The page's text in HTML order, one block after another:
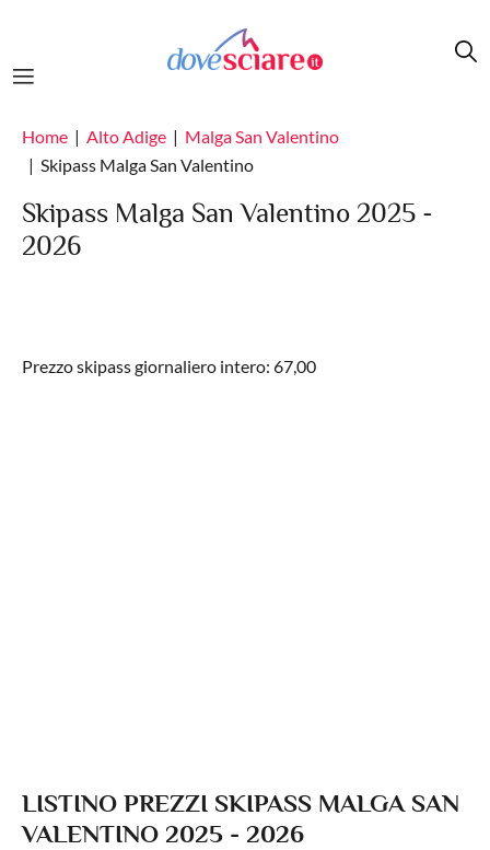
Home Alto Adige
Malga San Valentino
Skipass Malga San Valentino
Skipass Malga San Valentino 2025 -
2026
Prezzo skipass giornaliero intero: 67,00
LISTINO PREZZI SKIPASS MALGA SAN
VALENTINO 2025 - 2026